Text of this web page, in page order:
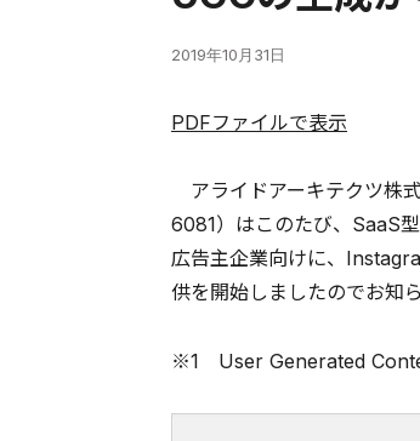
2019年10月31日
PDFファイルで表示
アライドアーキテクツ株
6081）はこのたび、SaaS
広告主企業向けに、
供を開始しましたのでお知
※1 User Generated